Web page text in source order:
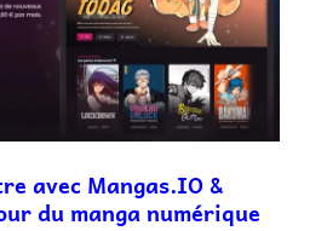
avec Mangas.IO &
du manga numérique